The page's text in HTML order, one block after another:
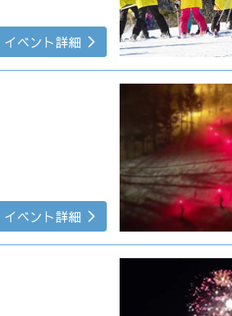
イベント詳細
イベント詳細